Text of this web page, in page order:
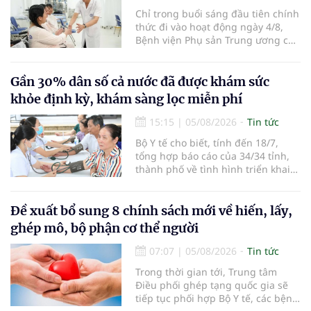
Chỉ trong buổi sáng đầu tiên chính
thức đi vào hoạt động ngày 4/8,
Bệnh viện Phụ sản Trung ương cơ
em bé đầu tiên chào đời.
Gần 30% dân số cả nước đã được khám sức
khỏe định kỳ, khám sàng lọc miễn phí
15:15 | 05/08/2026
Tin tức
Bộ Y tế cho biết, tính đến 18/7,
tổng hợp báo cáo của 34/34 tỉnh,
thành phố về tình hình triển khai
nhận 32.286.360 người, chiếm gần
30% dân số cả nước đã được khám
sức khỏe định kỳ năm nay.
Đề xuất bổ sung 8 chính sách mới về hiến, lấy,
ghép mô, bộ phận cơ thể người
07:07 | 05/08/2026
Tin tức
Trong thời gian tới, Trung tâm
Điều phối ghép tạng quốc gia sẽ
tiếp tục phối hợp Bộ Y tế, các bệnh